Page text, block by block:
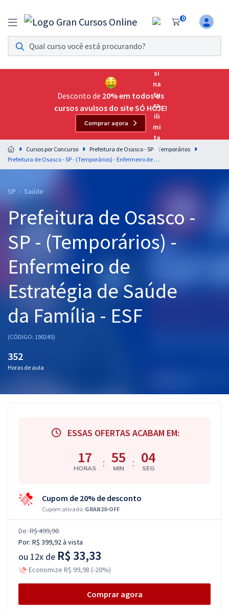
0
Assinatura Ilimitada 11
Acesso a todos os cursos. Teste grátis por 7 dias!
Assinatura OAB Até Passar
Acesso ilimitado a toda preparação para o Exame da
Residências Multiprofissionais
Preparação completa e intensiva para as principais
residências em saúde do Brasil
Cursos 20% OFF
Pós
Graduação
OAB
Mentorias
Questões grátis
Conteúdo gratuito
Aprovados
Desconto de 20% em todos os
cursos avulsos do site SÓ HOJE!
Comprar agora
Cursos por Concurso
Prefeitura de Osasco - SP - Temporários
Prefeitura de Osasco - SP - (Temporários) - Enfermeiro de Estratégia de Saúde da Família - ESF
SP - Saúde
Prefeitura de Osasco -
SP - (Temporários) -
Enfermeiro de
Estratégia de Saúde
da Família - ESF
(CÓDIGO: 190245)
352
Horas de aula
ESSAS OFERTAS ACABAM EM:
17
HORAS : 55
MIN : 04
SEG
Cupom de 20% de desconto
Cupom ativado: GRAN20-OFF
De: R$ 499,90
Por: R$ 399,92à vista
ou 12x de R$ 33,33
Economize R$ 99,98 (-20%)
Comprar agora